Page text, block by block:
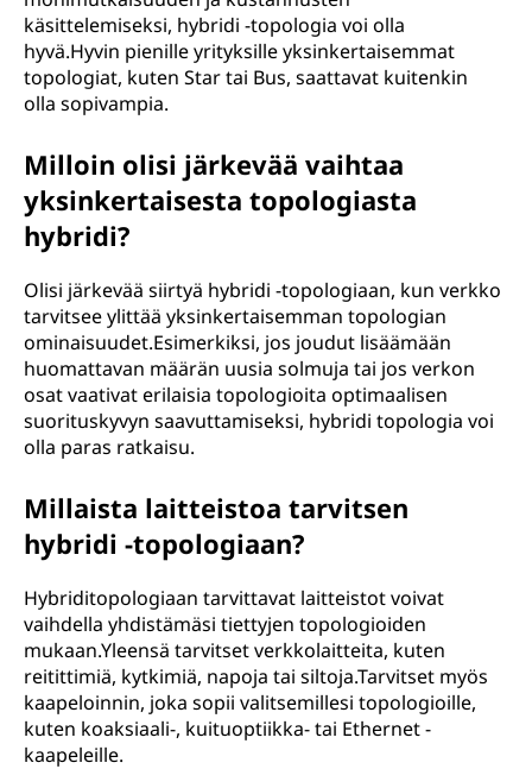
käsittelemiseksi, hybridi -topologia voi olla
hyvä.Hyvin pienille yrityksille yksinkertaisemmat
topologiat, kuten Star tai Bus, saattavat kuitenkin
olla sopivampia.
Milloin olisi järkevää vaihtaa
yksinkertaisesta topologiasta
hybridi?
Olisi järkevää siirtyä hybridi -topologiaan, kun verkko
tarvitsee ylittää yksinkertaisemman topologian
ominaisuudet.Esimerkiksi, jos joudut lisäämään
huomattavan määrän uusia solmuja tai jos verkon
osat vaativat erilaisia topologioita optimaalisen
suorituskyvyn saavuttamiseksi, hybridi topologia voi
olla paras ratkaisu.
Millaista laitteistoa tarvitsen
hybridi -topologiaan?
Hybriditopologiaan tarvittavat laitteistot voivat
vaihdella yhdistämäsi tiettyjen topologioiden
mukaan.Yleensä tarvitset verkkolaitteita, kuten
reitittimiä, kytkimiä, napoja tai siltoja.Tarvitset myös
kaapeloinnin, joka sopii valitsemillesi topologioille,
kuten koaksiaali-, kuituoptiikka- tai Ethernet -
kaapeleille.